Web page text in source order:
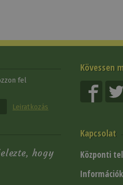
Kövessen
fel
Leiratkozás
Kapcsolat
Központi
hogy